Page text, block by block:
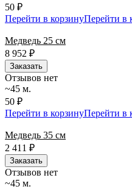
50 ₽
Перейти в корзинуПерейти в
Медведь 25 см
8 952 ₽
Заказать
Отзывов нет
~45 м.
50 ₽
Перейти в корзинуПерейти в
Медведь 35 см
2 411
₽
Заказать
Отзывов нет
~45 м.